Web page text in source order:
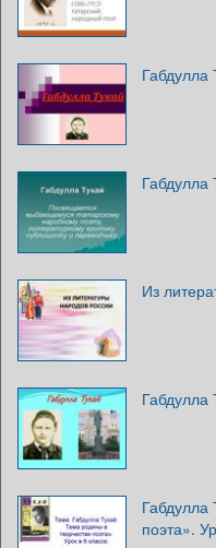
Габдулла
Габдулла
Из
Габдулла
Габдулла
поэта».